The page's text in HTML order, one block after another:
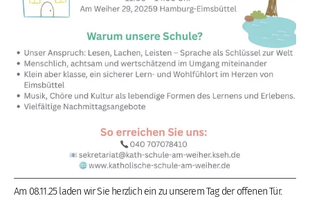
Am 08.11.25 laden wir Sie herzlich ein zu unserem Tag der offenen Tür.